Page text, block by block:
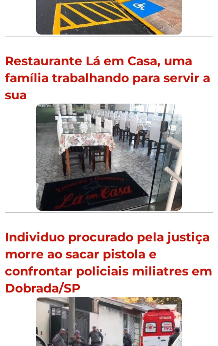
Restaurante Lá em Casa, uma
família trabalhando para servir a
sua
Individuo procurado pela justiça
morre ao sacar pistola e
confrontar policiais miliatres em
Dobrada/SP